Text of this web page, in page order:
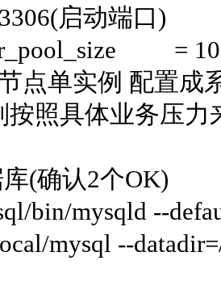
启动端口)
=
点单实例 配置成
按照具体业务压力
(确认2个OK)
bin/mysqld --
mysql --